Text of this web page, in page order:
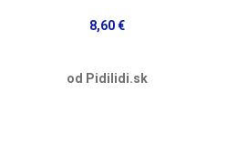
8,60 €
od Pidilidi.sk